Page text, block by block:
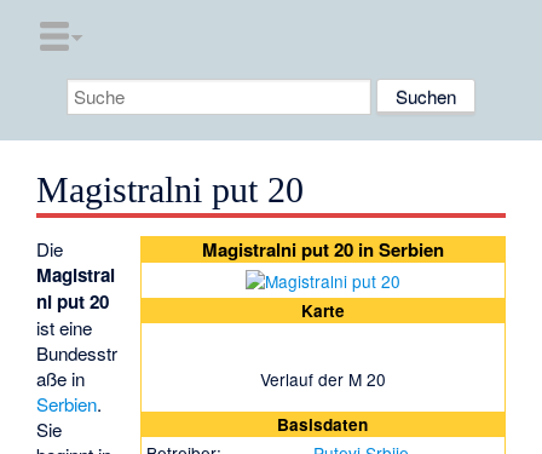
Magistralni put 20
Magistralni put 20 in Serbien
Karte
Verlauf der M 20
Basisdaten
Die
Magistral
ni put 20
ist eine
Bundesstr
aße in
Serbien.
Sie